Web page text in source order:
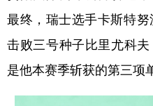
六盘水 毕节
最终，瑞士选手卡斯特
击败三号种子比里尤科
是他本赛季斩获的第三项